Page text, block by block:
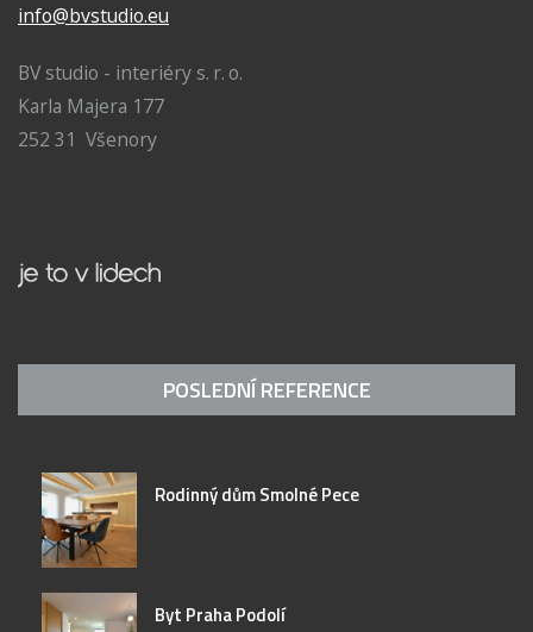
info@bvstudio.eu
BV studio - interiéry s. r. o.
Karla Majera 177
252 31 Všenory
POSLEDNÍ REFERENCE
Rodinný dům Smolné Pece
Byt Praha Podolí